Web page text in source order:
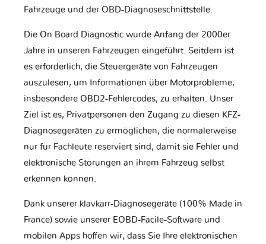
Fahrzeuge und der OBD-Diagnoseschnittstelle.
Die On Board Diagnostic wurde Anfang der 2000er
Jahre in unseren Fahrzeugen eingeführt. Seitdem ist
es erforderlich, die Steuergeräte von Fahrzeugen
auszulesen, um Informationen über Motorprobleme,
insbesondere OBD2-Fehlercodes, zu erhalten. Unser
Ziel ist es, Privatpersonen den Zugang zu diesen KFZ-
Diagnosegeräten zu ermöglichen, die normalerweise
nur für Fachleute reserviert sind, damit sie Fehler und
elektronische Störungen an ihrem Fahrzeug selbst
erkennen können.
Dank unserer klavkarr-Diagnosegeräte (100% Made in
France) sowie unserer EOBD-Facile-Software und
mobilen Apps hoffen wir, dass Sie Ihre elektronischen